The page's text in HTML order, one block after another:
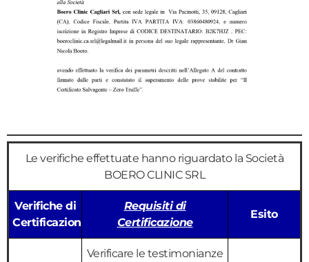
Le verifiche effettuate hanno riguardato la Società
BOERO CLINIC SRL
Verifiche di
Certificazione
Requisiti di
Certificazione
Esito
Verificare le testimonianze